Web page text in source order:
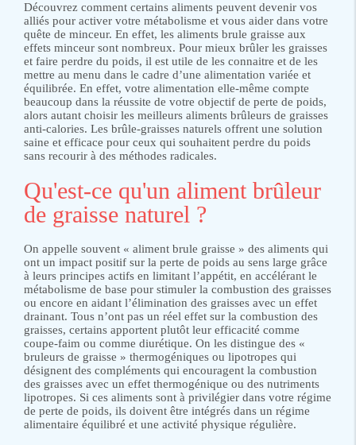
Découvrez comment certains aliments peuvent devenir vos
alliés pour activer votre métabolisme et vous aider dans votre
quête de minceur. En effet, les aliments brule graisse aux
effets minceur sont nombreux. Pour mieux brûler les graisses
et faire perdre du poids, il est utile de les connaitre et de les
mettre au menu dans le cadre d’une alimentation variée et
équilibrée. En effet, votre alimentation elle-même compte
beaucoup dans la réussite de votre objectif de perte de poids,
alors autant choisir les meilleurs aliments brûleurs de graisses
anti-calories. Les brûle-graisses naturels offrent une solution
saine et efficace pour ceux qui souhaitent perdre du poids
sans recourir à des méthodes radicales.
Qu'est-ce qu'un aliment brûleur
de graisse naturel ?
On appelle souvent « aliment brule graisse » des aliments qui
ont un impact positif sur la perte de poids au sens large grâce
à leurs principes actifs en limitant l’appétit, en accélérant le
métabolisme de base pour stimuler la combustion des graisses
ou encore en aidant l’élimination des graisses avec un effet
drainant. Tous n’ont pas un réel effet sur la combustion des
graisses, certains apportent plutôt leur efficacité comme
coupe-faim ou comme diurétique. On les distingue des «
bruleurs de graisse » thermogéniques ou lipotropes qui
désignent des compléments qui encouragent la combustion
des graisses avec un effet thermogénique ou des nutriments
lipotropes. Si ces aliments sont à privilégier dans votre régime
de perte de poids, ils doivent être intégrés dans un régime
alimentaire équilibré et une activité physique régulière.